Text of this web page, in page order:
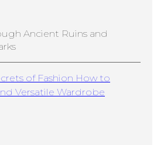
Ancient Ruins and